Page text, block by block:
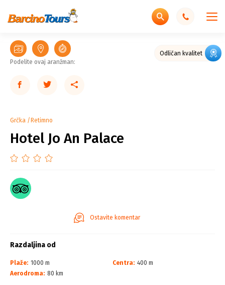
Odličan kvalitet
Odličan gradski hotel
Podelite ovaj aranžman:
Grčka Retimno
Hotel Jo An Palace
Ostavite komentar
Razdaljina od
Plaže: 1000 m Centra: 400 m
Aerodroma: 80 km